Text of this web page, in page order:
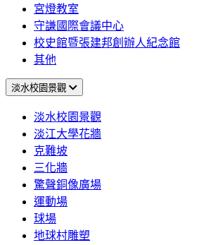
宮燈教室
守謙國際會議中心
校史館暨張建邦創辦人紀念館
其他
淡水校園景觀
淡水校園景觀
淡江大學花牆
克難坡
三化牆
驚聲銅像廣場
運動場
球場
地球村雕塑